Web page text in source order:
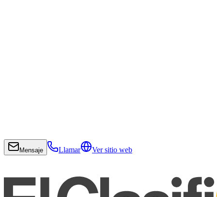
Mensaje Llamar Ver sitio web